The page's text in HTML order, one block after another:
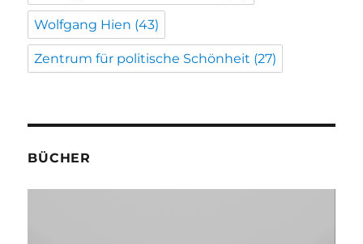
Wolfgang Hien (43)
Zentrum für politische Schönheit (27)
BÜCHER